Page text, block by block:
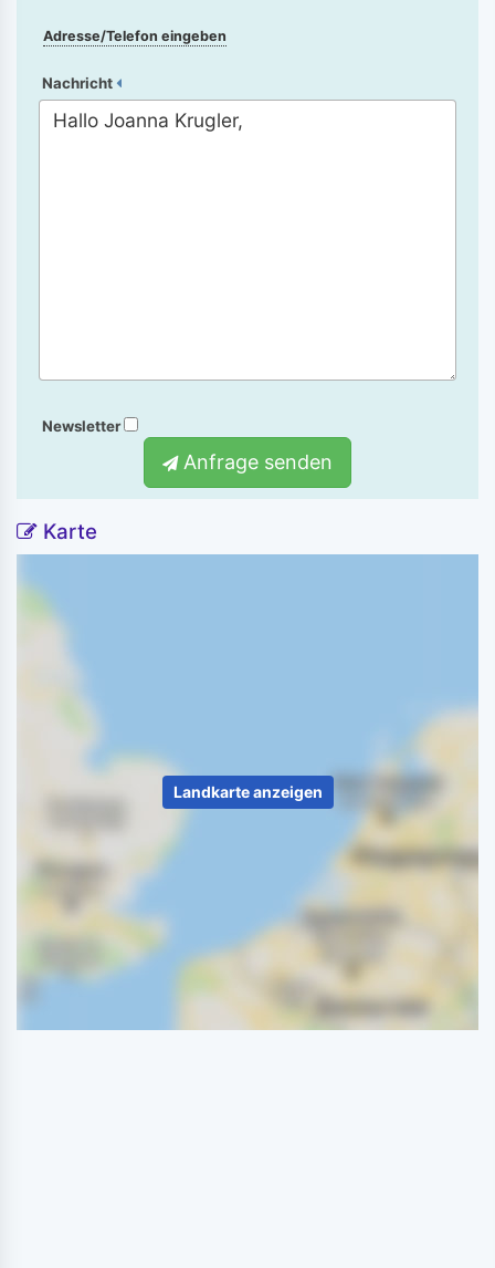
Adresse/Telefon eingeben
Nachricht
Newsletter
Anfrage senden
Karte
Landkarte anzeigen